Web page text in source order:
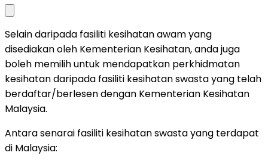
Selain daripada fasiliti kesihatan awam yang
disediakan oleh Kementerian Kesihatan, anda juga
boleh memilih untuk mendapatkan perkhidmatan
kesihatan daripada fasiliti kesihatan swasta yang telah
berdaftar/berlesen dengan Kementerian Kesihatan
Malaysia.
Antara senarai fasiliti kesihatan swasta yang terdapat
di Malaysia: